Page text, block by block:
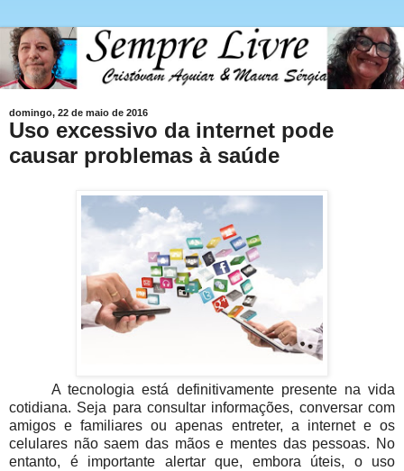
domingo, 22 de maio de 2016
Uso excessivo da internet pode
causar problemas à saúde
A tecnologia está definitivamente presente na vida
cotidiana. Seja para consultar informações, conversar com
amigos e familiares ou apenas entreter, a internet e os
celulares não saem das mãos e mentes das pessoas. No
entanto, é importante alertar que, embora úteis, o uso